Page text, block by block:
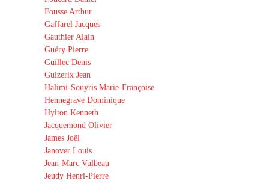
Fousse Arthur
Gaffarel Jacques
Gauthier Alain
Guéry Pierre
Guillec Denis
Guizerix Jean
Halimi-Souyris Marie-Françoise
Hennegrave Dominique
Hylton Kenneth
Jacquemond Olivier
James Joël
Janover Louis
Jean-Marc Vulbeau
Jeudy Henri-Pierre